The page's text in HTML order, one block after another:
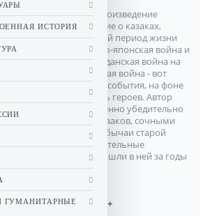
значительное произведение
- трилогия Сказание о казаках,
полувековой период жизни
казачества. Русско-японская война и
1905 года, гражданская война на
Великая Отечественная война - вот
исторические события, на фоне
изображена жизнь героев. Автор
знает и художественно убедительно
быт донских казаков, сочными
рисует нравы и обычаи старой
станицы и те разительные
которые произошли в ней за годы
власти.
100руб.
Очень хорошее+
ИСТОРИЯ
ГУМАНИТАРНЫЕ